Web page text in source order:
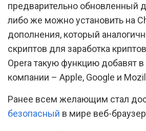
предварительно обновленный
либо же можно установить на
дополнения, который
скриптов для заработка
Opera такую функцию добавят
компании – Apple, Google и
Ранее всем желающим стал
безопасный в мире веб-